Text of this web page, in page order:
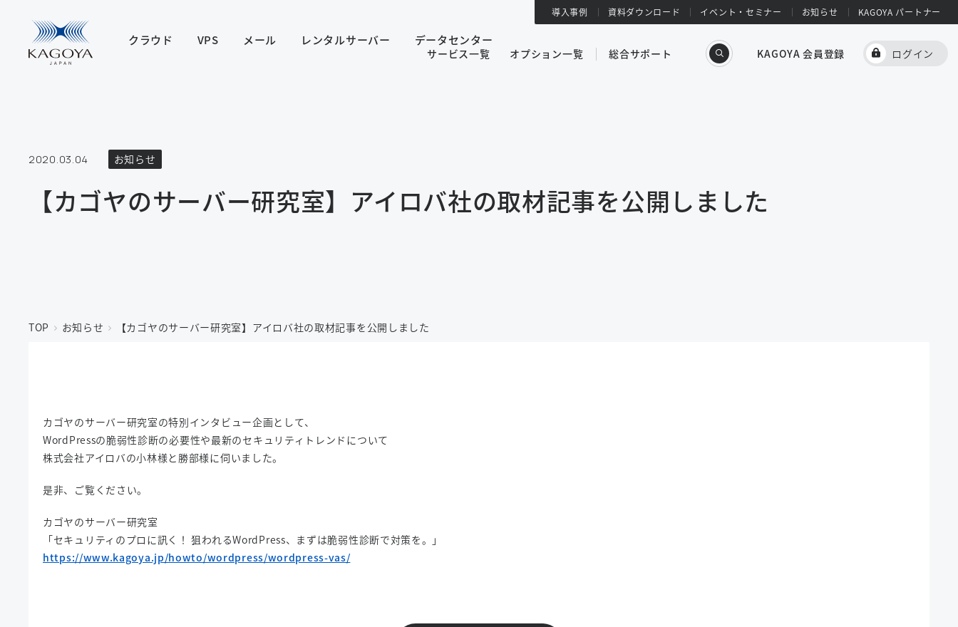
2020.03.04 お知らせ
【カゴヤのサーバー研究室】アイロバ社の取材記事を公開しました
TOP お知らせ 【カゴヤのサーバー研究室】アイロバ社の取材記事を公開しました
カゴヤのサーバー研究室の特別インタビュー企画として、
WordPressの脆弱性診断の必要性や最新のセキュリティトレンドについて
株式会社アイロバの小林様と勝部様に伺いました。
是非、ご覧ください。
カゴヤのサーバー研究室
「セキュリティのプロに訊く！ 狙われるWordPress、まずは脆弱性診断で対策を。」
https://www.kagoya.jp/howto/wordpress/wordpress-vas/
クラウド VPS メール レンタルサーバー データセンター
導入事例 資料ダウンロード イベント・セミナー お知らせ KAGOYA パートナー
サービス一覧 オプション一覧 総合サポート KAGOYA 会員登録 ログイン